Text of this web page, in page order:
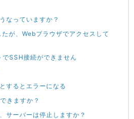
なっていますか？
が、Webブラウザでアクセスして
SSH接続ができません
するとエラーになる
きますか？
サーバーは停止しますか？